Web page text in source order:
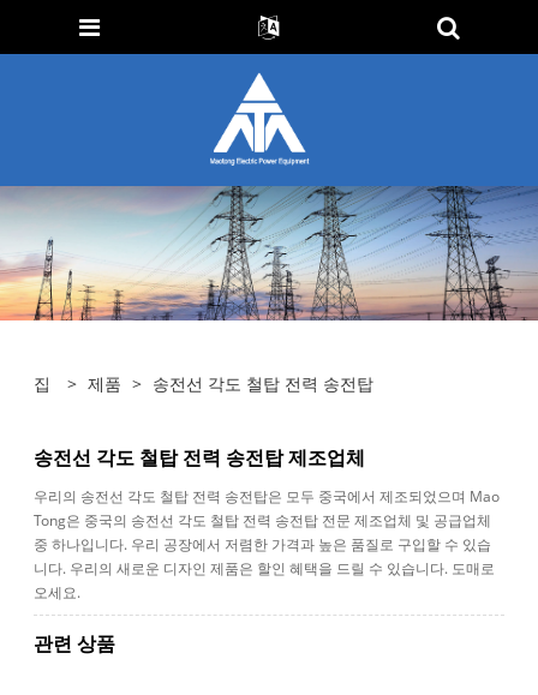
집 > 제품 > 송전선 각도 철탑 전력 송전탑
송전선 각도 철탑 전력 송전탑 제조업체
우리의 송전선 각도 철탑 전력 송전탑은 모두 중국에서 제조되었으며 Mao
Tong은 중국의 송전선 각도 철탑 전력 송전탑 전문 제조업체 및 공급업체
중 하나입니다. 우리 공장에서 저렴한 가격과 높은 품질로 구입할 수 있습
니다. 우리의 새로운 디자인 제품은 할인 혜택을 드릴 수 있습니다. 도매로
오세요.
관련 상품